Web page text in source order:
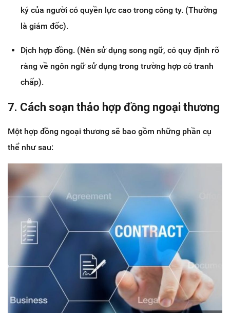
ký của người có quyền lực cao trong công ty. (Thường
là giám đốc).
Dịch hợp đồng. (Nên sử dụng song ngữ, có quy định rõ
ràng về ngôn ngữ sử dụng trong trường hợp có tranh
chấp).
7. Cách soạn thảo hợp đồng ngoại thương
Một hợp đồng ngoại thương sẽ bao gồm những phần cụ
thể như sau: